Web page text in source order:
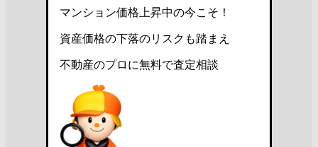
マンション価格上昇中の今こそ！
資産価格の下落のリスクも踏まえ
不動産のプロに無料で査定相談